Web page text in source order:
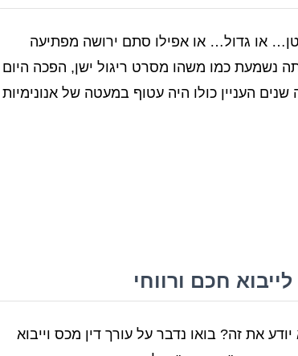
או גדול… או אפילו סתם ירושה מפתיעה
נשמעת כמו משהו מסרט ריגול ישן, הפכה היום
העניין כולו היה עטוף במעטה של אנונימיות
חכם ורווחי
את זה? בואו נדבר על עורך דין מכס וייבוא